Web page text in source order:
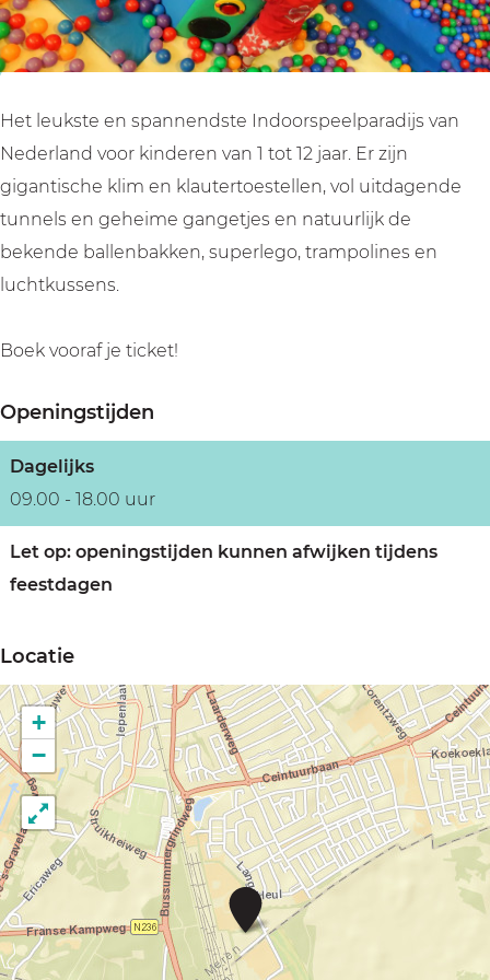
Het leukste en spannendste Indoorspeelparadijs van
Nederland voor kinderen van 1 tot 12 jaar. Er zijn
gigantische klim en klautertoestellen, vol uitdagende
tunnels en geheime gangetjes en natuurlijk de
bekende ballenbakken, superlego, trampolines en
luchtkussens.
Boek vooraf je ticket!
Openingstijden
Dagelijks
09.00 - 18.00 uur
Let op: openingstijden kunnen afwijken tijdens
feestdagen
Locatie
M
n
k
+
−